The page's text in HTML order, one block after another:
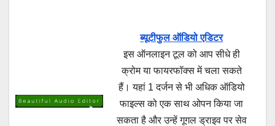
ब्यूटीफुल ऑडियो एडिटर
इस ऑनलाइन टूल को आप सीधे ही
क्रोम या फायरफॉक्स में चला सकते
हैं। यहां 1 दर्जन से भी अधिक ऑडियो
फाइल्स को एक साथ ओपन किया जा
सकता है और उन्हें गूगल ड्राइव पर सेव